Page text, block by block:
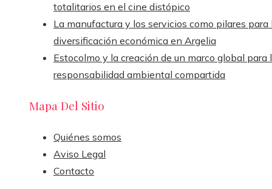
totalitarios en el cine distópico
La manufactura y los servicios como pilares para
diversificación económica en Argelia
Estocolmo y la creación de un marco global para
responsabilidad ambiental compartida
Mapa Del Sitio
Quiénes somos
Aviso Legal
Contacto